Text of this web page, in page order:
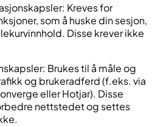
Kreves for
som å huske din sesjon,
Disse krever ikke
Brukes til å måle og
og brukeradferd (f.eks. via
eller Hotjar). Disse
nettstedet og settes